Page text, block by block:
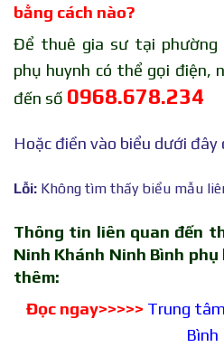
bằng cách nào?
Để thuê gia sư tại phường
phụ huynh có thể gọi điện,
đến số 0968.678.234
Hoặc điền vào biểu dưới đây
Lỗi: Không tìm thấy biểu mẫu
Thông tin liên quan đến
Ninh Khánh Ninh Bình
thêm:
Đọc ngay>>>>> Trung
Bình